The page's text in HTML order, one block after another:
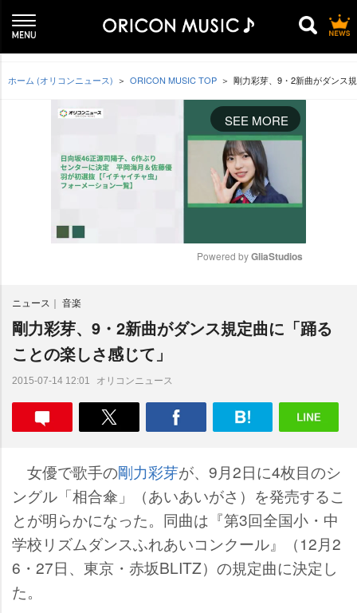
ホーム (オリコンニュース) ORICON MUSIC TOP 剛力彩芽、9・2新曲がダンス
SEE MORE
e
Powered by GliaStudios
ニュース 音楽
剛力彩芽、9・2新曲がダンス規定曲に「踊る
ことの楽しさ感じて」
2015-07-14 12:01 オリコンニュース
女優で歌手の剛力彩芽が、9月2日に4枚目のシ
ングル「相合傘」（あいあいがさ）を発売するこ
とが明らかになった。同曲は『第3回全国小・中
学校リズムダンスふれあいコンクール』（12月2
6・27日、東京・赤坂BLITZ）の規定曲に決定し
た。